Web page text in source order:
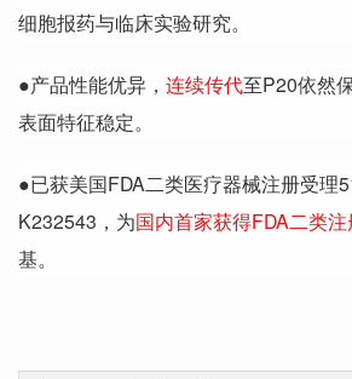
细胞报药与临床实验研究。
●产品性能优异， 连续传代至P20依然
表面特征稳定。
●已获美国FDA二类医疗器械注册受理
K232543，为国内首家获得FDA二类
基。